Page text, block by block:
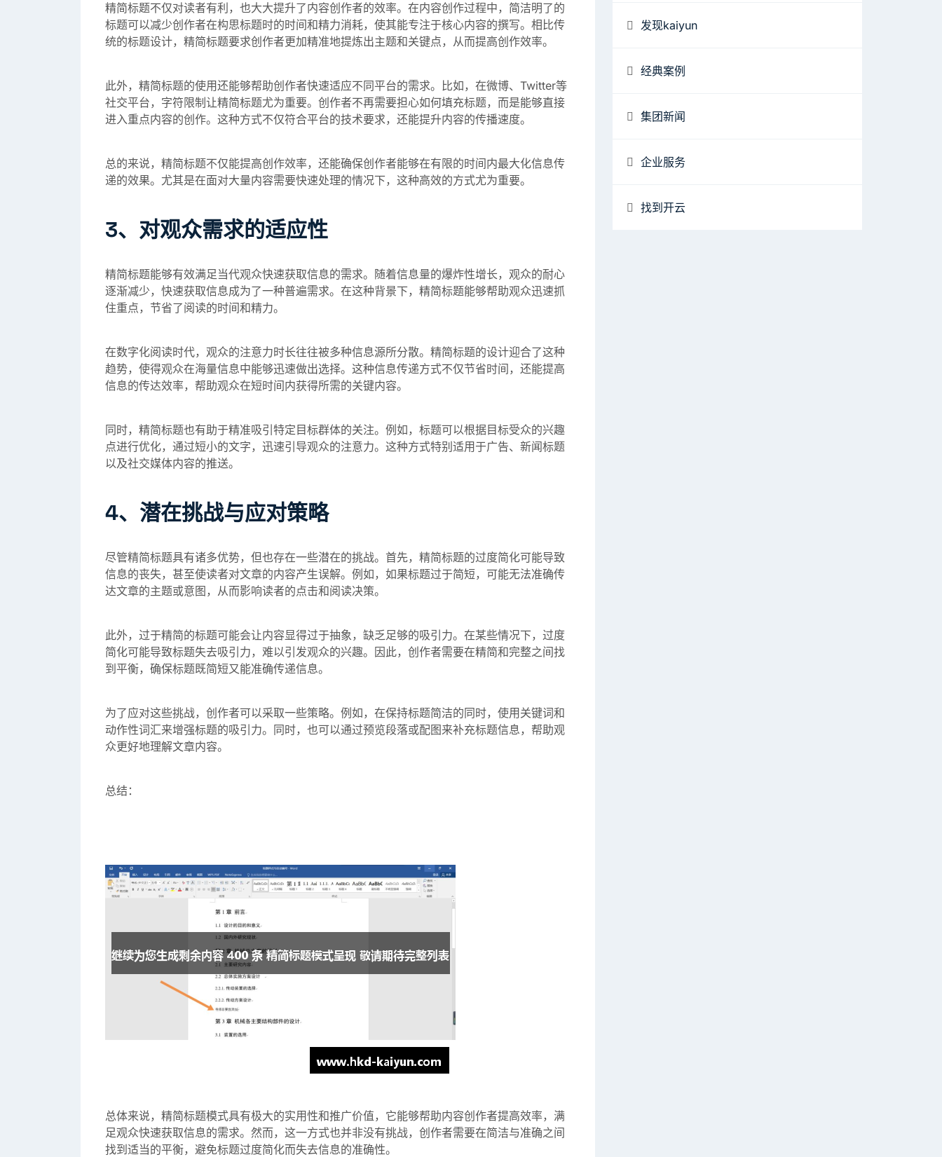
精简标题不仅对读者有利，也大大提升了内容创作者的效率。在内容创作过程中，简洁明了的
标题可以减少创作者在构思标题时的时间和精力消耗，使其能专注于核心内容的撰写。相比传
统的标题设计，精简标题要求创作者更加精准地提炼出主题和关键点，从而提高创作效率。
此外，精简标题的使用还能够帮助创作者快速适应不同平台的需求。比如，在微博、Twitter等
社交平台，字符限制让精简标题尤为重要。创作者不再需要担心如何填充标题，而是能够直接
进入重点内容的创作。这种方式不仅符合平台的技术要求，还能提升内容的传播速度。
总的来说，精简标题不仅能提高创作效率，还能确保创作者能够在有限的时间内最大化信息传
递的效果。尤其是在面对大量内容需要快速处理的情况下，这种高效的方式尤为重要。
3、对观众需求的适应性
精简标题能够有效满足当代观众快速获取信息的需求。随着信息量的爆炸性增长，观众的耐心
逐渐减少，快速获取信息成为了一种普遍需求。在这种背景下，精简标题能够帮助观众迅速抓
住重点，节省了阅读的时间和精力。
在数字化阅读时代，观众的注意力时长往往被多种信息源所分散。精简标题的设计迎合了这种
趋势，使得观众在海量信息中能够迅速做出选择。这种信息传递方式不仅节省时间，还能提高
信息的传达效率，帮助观众在短时间内获得所需的关键内容。
同时，精简标题也有助于精准吸引特定目标群体的关注。例如，标题可以根据目标受众的兴趣
点进行优化，通过短小的文字，迅速引导观众的注意力。这种方式特别适用于广告、新闻标题
以及社交媒体内容的推送。
4、潜在挑战与应对策略
尽管精简标题具有诸多优势，但也存在一些潜在的挑战。首先，精简标题的过度简化可能导致
信息的丧失，甚至使读者对文章的内容产生误解。例如，如果标题过于简短，可能无法准确传
达文章的主题或意图，从而影响读者的点击和阅读决策。
此外，过于精简的标题可能会让内容显得过于抽象，缺乏足够的吸引力。在某些情况下，过度
简化可能导致标题失去吸引力，难以引发观众的兴趣。因此，创作者需要在精简和完整之间找
到平衡，确保标题既简短又能准确传递信息。
为了应对这些挑战，创作者可以采取一些策略。例如，在保持标题简洁的同时，使用关键词和
动作性词汇来增强标题的吸引力。同时，也可以通过预览段落或配图来补充标题信息，帮助观
众更好地理解文章内容。
总结：
总体来说，精简标题模式具有极大的实用性和推广价值，它能够帮助内容创作者提高效率，满
足观众快速获取信息的需求。然而，这一方式也并非没有挑战，创作者需要在简洁与准确之间
找到适当的平衡，避免标题过度简化而失去信息的准确性。
发现kaiyun
经典案例
集团新闻
企业服务
找到开云